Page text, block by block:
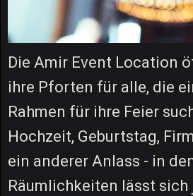
Die Amir Event Location
ihre Pforten für alle, die
Rahmen für ihre Feier
Hochzeit, Geburtstag,
ein anderer Anlass - in
Räumlichkeiten lässt sich